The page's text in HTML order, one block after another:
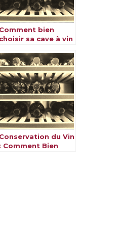
Comment bien
choisir sa cave à vin
Conservation du Vin
: Comment Bien